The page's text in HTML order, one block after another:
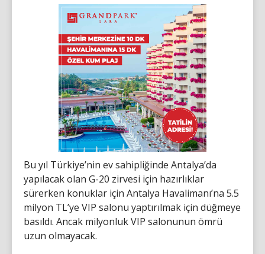
Bu yıl Türkiye’nin ev sahipliğinde Antalya’da
yapılacak olan G-20 zirvesi için hazırlıklar
sürerken konuklar için Antalya Havalimanı’na 5.5
milyon TL’ye VIP salonu yaptırılmak için düğmeye
basıldı. Ancak milyonluk VIP salonunun ömrü
uzun olmayacak.